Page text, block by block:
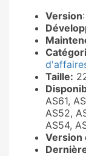
Version
Taille:
AS61,
AS52,
AS54,
Version